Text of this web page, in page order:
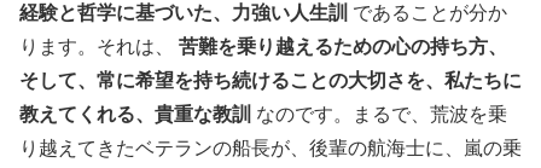
経験と哲学に基づいた、力強い人生訓
であることが分か
ります。それは、 苦難を乗り越えるための心の持ち方、
そして、常に希望を持ち続けることの大切さを、私たちに
教えてくれる、貴重な教訓
なのです。まるで、荒波を乗
り越えてきたベテランの船長が、後輩の航海士に、嵐の乗